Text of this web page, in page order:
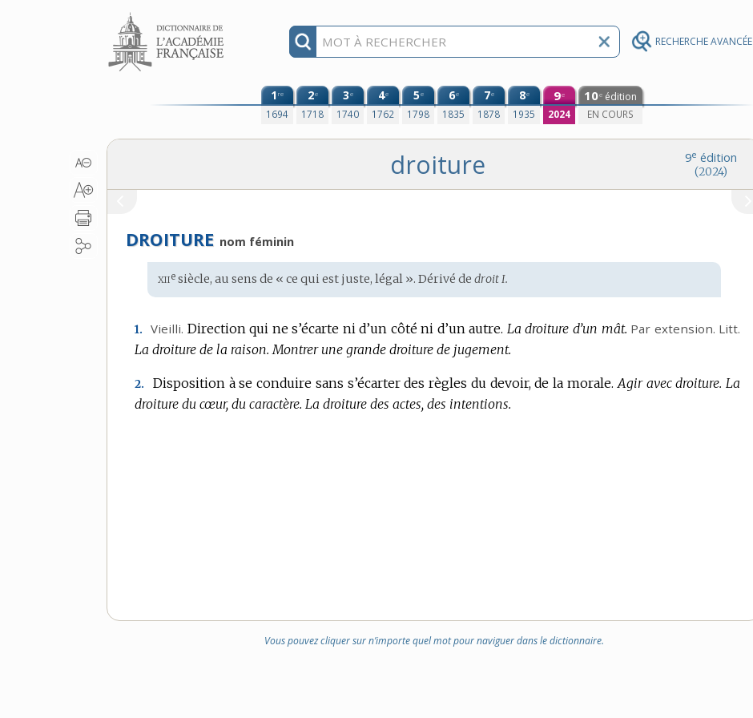
RECHERCHE AVANCÉE
Aller au contenu
1re
1694
2e
1718
3e
1740
4e
1762
5e
1798
6e
1835
7e
1878
8e
1935
9e
2024
10e édition
EN COURS
9e édition
(2024)
droiture
DROITURE nom féminin
Étymologie
:
xiie siècle, au sens de « ce qui est juste, légal ». Dérivé dedroit I.
1. Vieilli. Direction qui ne s’écarte ni d’un côté ni d’un autre. La droiture d’un mât. Par extension. Litt.
La droiture de la raison. Montrer une grande droiture de jugement.
2. Disposition à se conduire sans s’écarter des règles du devoir, de la morale. Agir avec droiture. La
droiture du cœur, du caractère. La droiture des actes, des intentions.
Vous pouvez cliquer sur n’importe quel mot pour naviguer dans le dictionnaire.